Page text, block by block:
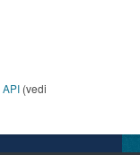
API (vedi